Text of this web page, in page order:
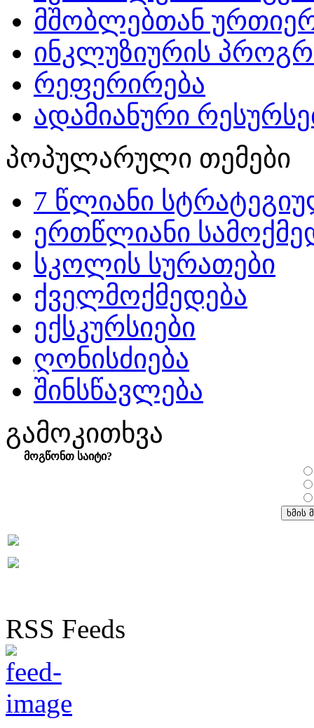
მშობლებთან
ინკლუზიურის
რეფერირება
ადამიანური
პოპულარული თემები
7 წლიანი
ერთწლიანი
სკოლის სურათები
ქველმოქმედება
ექსკურსიები
ღონისძიება
შინსწავლება
გამოკითხვა
მოგწონთ საიტი?
RSS Feeds